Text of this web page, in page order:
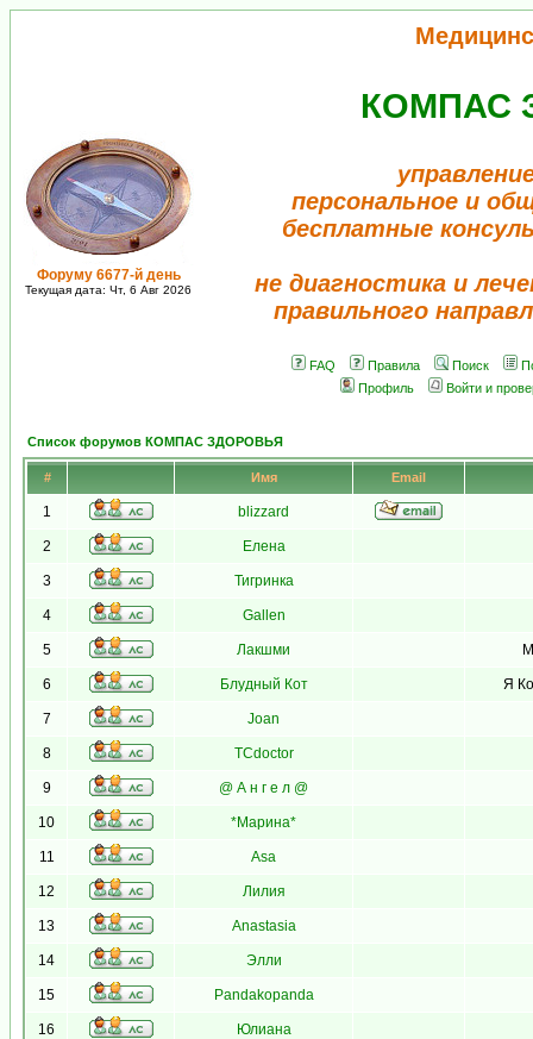
Форуму 6677-й день
Текущая дата: Чт, 6 Авг 2026
КОМПАС
персональное и
бесплатные
не диагностика и
правильного
FAQ Правила Поиск
Профиль
Войти и
Список форумов КОМПАС ЗДОРОВЬЯ
# Имя Email
1 blizzard
2 Елена
3 Тигринка
4 Gallen
5 Лакшми
6 Блудный Кот Я
7 Joan
8 TCdoctor
9 @ А н г е л @
10 *Марина*
11 Asa
12 Лилия
13 Anastasia
14 Элли
15 Pandakopanda
16 Юлиана